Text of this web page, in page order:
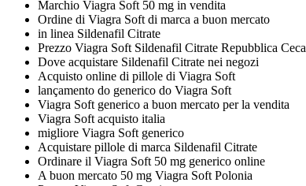
Marchio Viagra Soft 50 mg in vendita
Ordine di Viagra Soft di marca a buon mercato
in linea Sildenafil Citrate
Prezzo Viagra Soft Sildenafil Citrate Repubblica Ceca
Dove acquistare Sildenafil Citrate nei negozi
Acquisto online di pillole di Viagra Soft
lançamento do generico do Viagra Soft
Viagra Soft generico a buon mercato per la vendita
Viagra Soft acquisto italia
migliore Viagra Soft generico
Acquistare pillole di marca Sildenafil Citrate
Ordinare il Viagra Soft 50 mg generico online
A buon mercato 50 mg Viagra Soft Polonia